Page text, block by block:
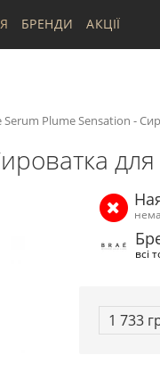
БРЕНДИ АКЦІЇ
Serum Plume Sensation -
всі
1 733